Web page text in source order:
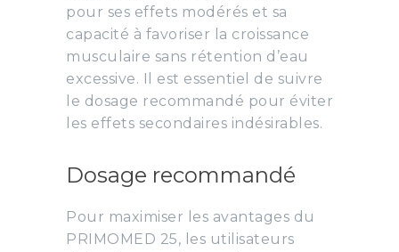
pour ses effets modérés et sa
capacité à favoriser la croissance
musculaire sans rétention d’eau
excessive. Il est essentiel de suivre
le dosage recommandé pour éviter
les effets secondaires indésirables.
Dosage recommandé
Pour maximiser les avantages du
PRIMOMED 25, les utilisateurs